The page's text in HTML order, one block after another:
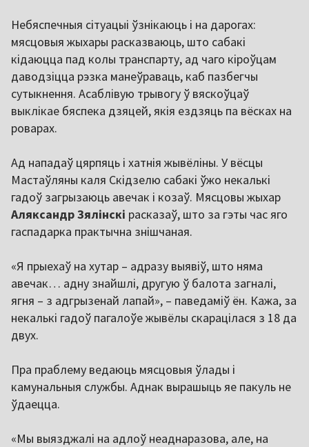
Небяспечныя сітуацыі ўзнікаюць і на дарогах:
мясцовыя жыхары расказваюць, што сабакі
кідаюцца пад колы транспарту, ад чаго кіроўцам
даводзіцца рэзка манеўраваць, каб пазбегчы
сутыкнення. Асаблівую трывогу ў вяскоўцаў
выклікае бяспека дзяцей, якія ездзяць па вёсках на
роварах.
Ад нападаў цярпяць і хатнія жывёліны. У вёсцы
Мастаўляны каля Скідзелю сабакі ўжо некалькі
гадоў загрызаюць авечак і козаў. Мясцовы жыхар
Аляксандр Зялінскі расказаў, што за гэты час яго
гаспадарка практычна знішчаная.
«Я прыехаў на хутар – адразу выявіў, што няма
авечак… адну знайшлі, другую ў балота загналі,
ягня – з адгрызенай лапай», – паведаміў ён. Кажа, за
некалькі гадоў пагалоўе жывёлы скарацілася з 18 да
двух.
Пра праблему ведаюць мясцовыя ўлады і
камунальныя службы. Аднак вырашыць яе пакуль не
ўдаецца.
«Мы выязджалі на адлоў неаднаразова, але, на